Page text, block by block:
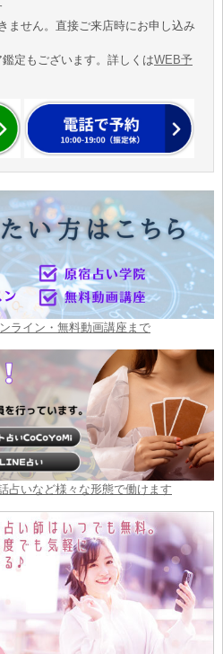
ません。直接ご来店時にお申し込み
定もございます。詳しくはWEB予
ライン・無料動画講座まで
占いなど様々な形態で働けます